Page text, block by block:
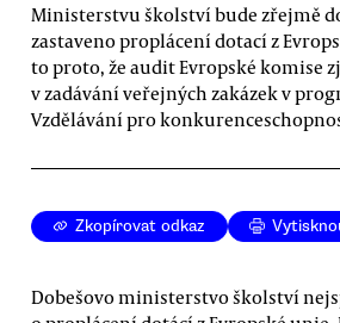
Ministerstvu školství bude zřejmě
zastaveno proplácení dotací z
to proto, že audit Evropské komise
v zadávání veřejných zakázek v
Vzdělávání pro
Zkopírovat odkaz
Dobešovo ministerstvo školství